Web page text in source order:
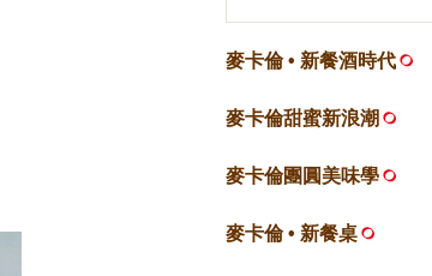
麥卡倫 • 新餐酒時代
麥卡倫甜蜜新浪潮
麥卡倫團圓美味學
麥卡倫 • 新餐桌